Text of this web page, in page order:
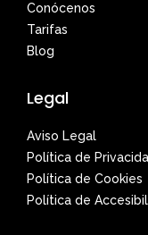
Conócenos
Tarifas
Blog
Legal
Aviso Legal
Política de
Política de Cookies
Política de